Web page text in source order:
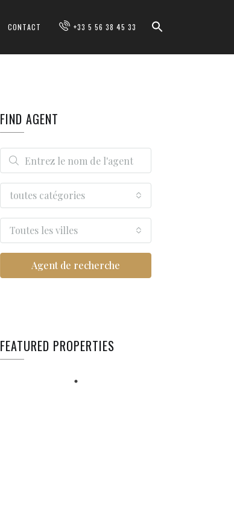
CONTACT +33 5 56 38 45 33
FIND AGENT
toutes catégories
Toutes les villes
Agent de recherche
FEATURED PROPERTIES